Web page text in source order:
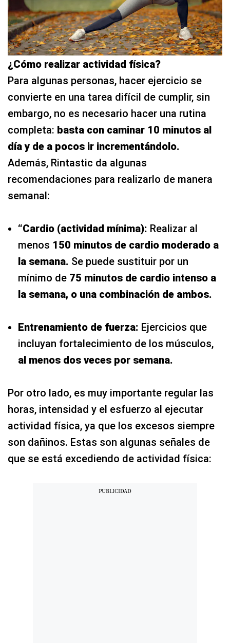
¿Cómo realizar actividad física?
Para algunas personas, hacer ejercicio se
convierte en una tarea difícil de cumplir, sin
embargo, no es necesario hacer una rutina
completa: basta con caminar 10 minutos al
día y de a pocos ir incrementándolo.
Además, Rintastic da algunas
recomendaciones para realizarlo de manera
semanal:
“Cardio (actividad mínima): Realizar al
menos 150 minutos de cardio moderado a
la semana. Se puede sustituir por un
mínimo de 75 minutos de cardio intenso a
la semana, o una combinación de ambos.
Entrenamiento de fuerza: Ejercicios que
incluyan fortalecimiento de los músculos,
al menos dos veces por semana.
Por otro lado, es muy importante regular las
horas, intensidad y el esfuerzo al ejecutar
actividad física, ya que los excesos siempre
son dañinos. Estas son algunas señales de
que se está excediendo de actividad física: